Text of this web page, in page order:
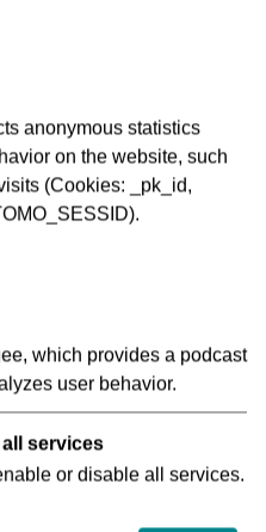
abgeschlossen
sodass die
Montag, dem 22. April in
Data Protection
anonymous statistics
on the website, such
(Cookies: _pk_id,
which provides a podcast
user behavior.
services
or disable all services.